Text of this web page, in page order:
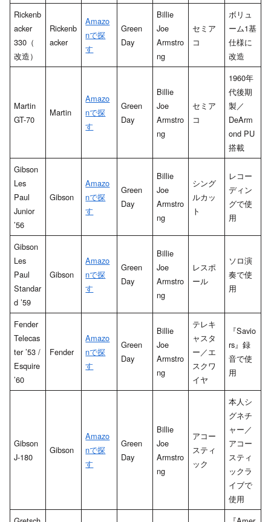
Rickenb
acker
330（
改造）
Rickenb
acker
Amazo
nで探
す
Green
Day
Billie
Joe
Armstro
ng
セミア
コ
ボリュ
ーム1基
仕様に
改造
Martin
GT-70
Martin
Amazo
nで探
す
Green
Day
Billie
Joe
Armstro
ng
セミア
コ
1960年
代後期
製／
DeArm
ond PU
搭載
Gibson
Les
Paul
Junior
’56
Gibson
Amazo
nで探
す
Green
Day
Billie
Joe
Armstro
ng
シング
ルカッ
ト
レコー
ディン
グで使
用
Gibson
Les
Paul
Standar
d ’59
Gibson
Amazo
nで探
す
Green
Day
Billie
Joe
Armstro
ng
レスポ
ール
ソロ演
奏で使
用
Fender
Telecas
ter ’53 /
Esquire
’60
Fender
Amazo
nで探
す
Green
Day
Billie
Joe
Armstro
ng
テレキ
ャスタ
ー／エ
スクワ
イヤ
『Savio
rs』録
音で使
用
Gibson
J-180
Gibson
Amazo
nで探
す
Green
Day
Billie
Joe
Armstro
ng
アコー
スティ
ック
本人シ
グネチ
ャー／
アコー
スティ
ックラ
イブで
使用